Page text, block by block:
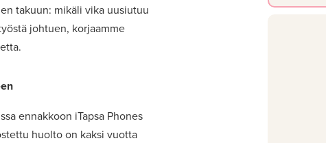
takuun: mikäli vika uusiutuu
johtuen, korjaamme
ennakkoon iTapsa Phones
huolto on kaksi vuotta